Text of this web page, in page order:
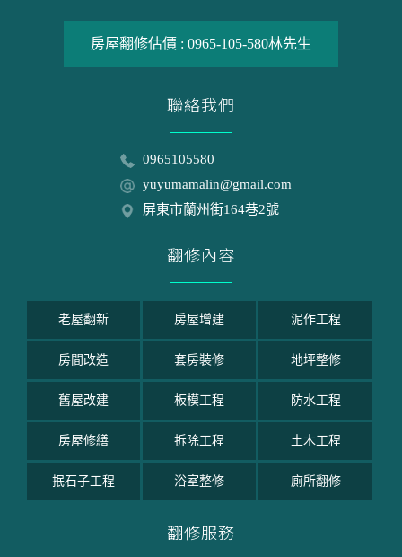
房屋翻修估價 : 0965-105-580林先生
聯絡我們
0965105580
yuyumamalin@gmail.com
屏東市蘭州街164巷2號
翻修內容
老屋翻新 房屋增建 泥作工程
房間改造 套房裝修 地坪整修
舊屋改建 板模工程 防水工程
房屋修繕 拆除工程 土木工程
抿石子工程 浴室整修 廁所翻修
翻修服務